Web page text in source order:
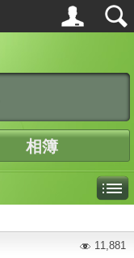
相簿
11,881